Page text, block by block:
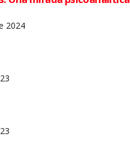
2024